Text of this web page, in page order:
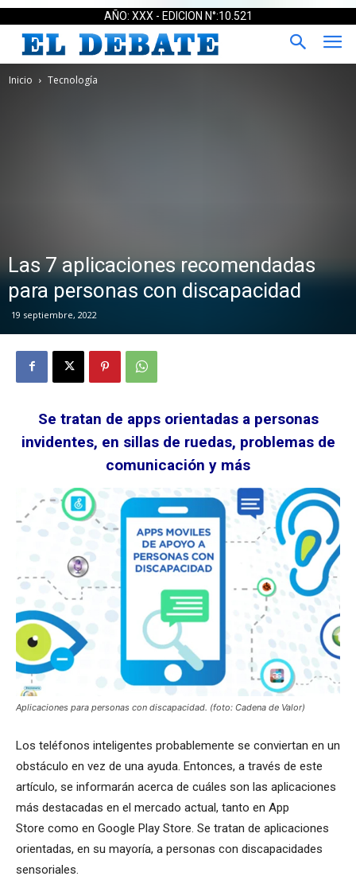
AÑO: XXX - EDICION N°:10.521
Inicio Tecnología
Las 7 aplicaciones recomendadas
para personas con discapacidad
19 septiembre, 2022
Se tratan de apps orientadas a personas
invidentes, en sillas de ruedas, problemas de
comunicación y más
Aplicaciones para personas con discapacidad. (foto: Cadena de Valor)
Los teléfonos inteligentes probablemente se conviertan en un
obstáculo en vez de una ayuda. Entonces, a través de este
artículo, se informarán acerca de cuáles son las aplicaciones
más destacadas en el mercado actual, tanto en App
Store como en Google Play Store. Se tratan de aplicaciones
orientadas, en su mayoría, a personas con discapacidades
sensoriales.